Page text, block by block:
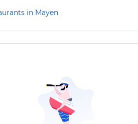
in Mayen